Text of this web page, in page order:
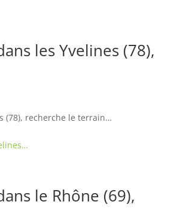
les Yvelines (78),
(78), recherche le terrain…
le Rhône (69),